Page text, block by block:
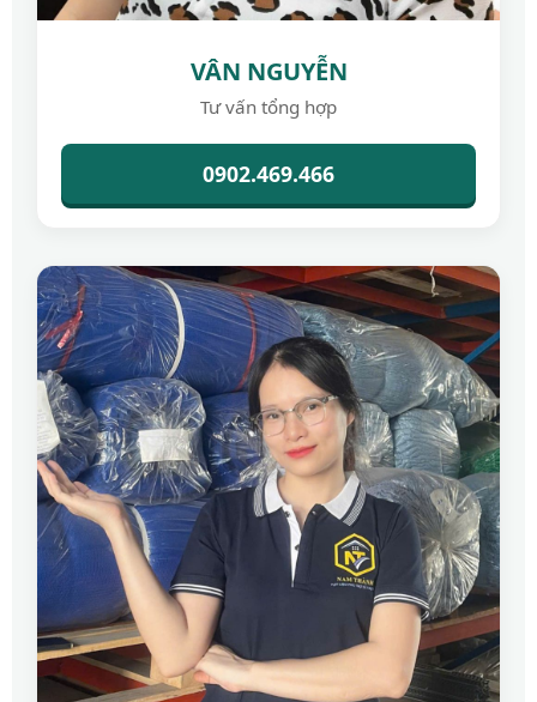
VÂN NGUYỄN
Tư vấn tổng hợp
0902.469.466